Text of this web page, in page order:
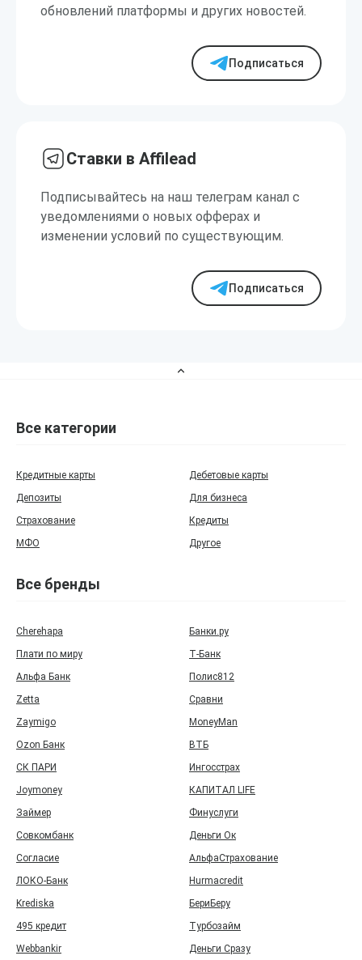
обновлений платформы и других новостей.
Подписаться
Ставки в Affilead
Подписывайтесь на наш телеграм канал с
уведомлениями о новых офферах и
изменении условий по существующим.
Подписаться
Все категории
Кредитные карты
Дебетовые карты
Депозиты
Для бизнеса
Страхование
Кредиты
МФО
Другое
Все бренды
Cherehapa
Банки.ру
Плати по миру
Т‑Банк
Альфа Банк
Полис812
Zetta
Сравни
Zaymigo
MoneyMan
Ozon Банк
ВТБ
СК ПАРИ
Ингосстрах
Joymoney
КАПИТАЛ LIFE
Займер
Финуслуги
Совкомбанк
Деньги Ок
Согласие
АльфаСтрахование
ЛОКО-Банк
Hurmacredit
Krediska
БериБеру
495 кредит
Турбозайм
Webbankir
Деньги Сразу